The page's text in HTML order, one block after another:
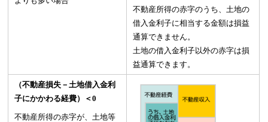
不動産所得の赤字のうち、土地の
借入金利子に相当する金額は損益
通算できません。
土地の借入金利子以外の赤字は損
益通算できます。
（不動産損失－土地借入金利
子にかかわる経費）＜0
不動産所得の赤字が、土地等